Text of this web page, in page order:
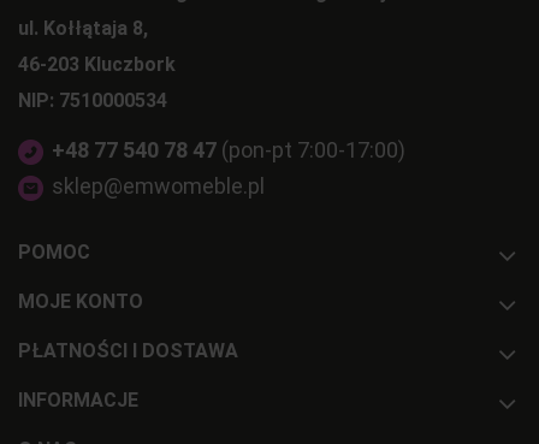
ul. Kołłątaja 8,
46-203 Kluczbork
NIP: 7510000534
+48 77 540 78 47 (pon-pt 7:00-17:00)
sklep@emwomeble.pl
POMOC
MOJE KONTO
PŁATNOŚCI I DOSTAWA
INFORMACJE